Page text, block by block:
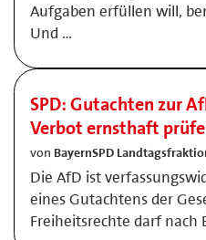
Aufgaben erfüllen will,
Und …
SPD: Gutachten zur
Verbot ernsthaft
von BayernSPD
Die AfD ist
eines Gutachtens der
Freiheitsrechte darf nach